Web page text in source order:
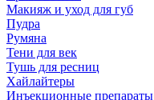
Макияж и уход для губ
Пудра
Румяна
Тени для век
Тушь для ресниц
Хайлайтеры
Инъекционные препараты